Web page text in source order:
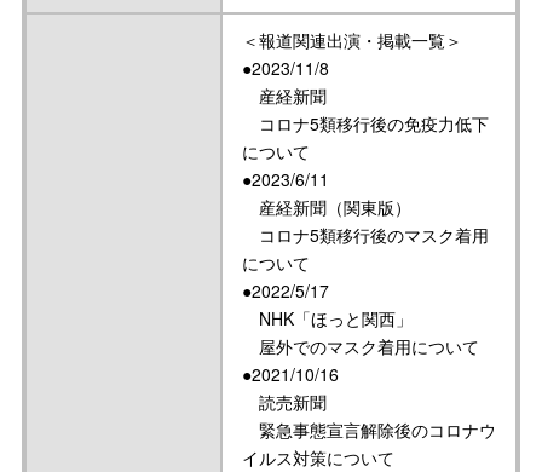
＜報道関連出演・掲載一覧＞
●2023/11/8
産経新聞
コロナ5類移行後の免疫力低下
について
●2023/6/11
産経新聞（関東版）
コロナ5類移行後のマスク着用
について
●2022/5/17
NHK「ほっと関西」
屋外でのマスク着用について
●2021/10/16
読売新聞
緊急事態宣言解除後のコロナウ
イルス対策について